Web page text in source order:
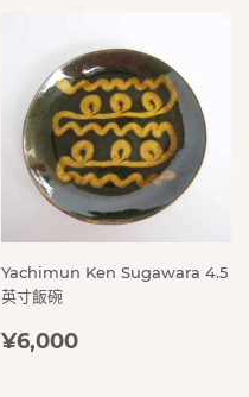
Yachimun Ken Sugawara 4.5
英寸飯碗
定
¥6,000